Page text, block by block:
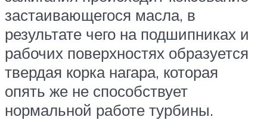
застаивающегося масла, в
результате чего на подшипниках и
рабочих поверхностях образуется
твердая корка нагара, которая
опять же не способствует
нормальной работе турбины.